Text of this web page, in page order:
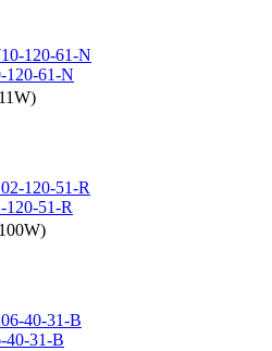
120-61-N
51-R
40-31-B